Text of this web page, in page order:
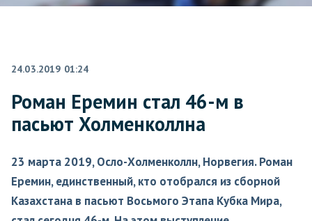
24.03.2019 01:24
Роман Еремин стал 46-м в
пасьют Холменколлна
23 марта 2019, Осло-Холменколлн, Норвегия. Роман
Еремин, единственный, кто отобрался из сборной
Казахстана в пасьют Восьмого Этапа Кубка Мира,